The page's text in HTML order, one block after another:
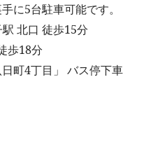
に5台駐車可能です。
駅 北口 徒歩15分
歩18分
日町4丁目」 バス停下車